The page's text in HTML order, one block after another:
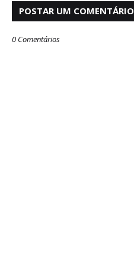
POSTAR UM COMENTÁRIO
0 Comentários